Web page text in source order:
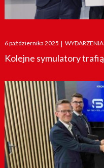
Posted
on
6 października 2025 | WYDARZENIA
Kolejne symulatory